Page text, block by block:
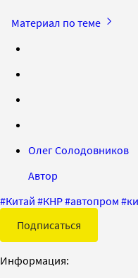
Материал по теме
Олег Солодовников
Автор
#Китай #КНР#автопром #
Подписаться
Информация: